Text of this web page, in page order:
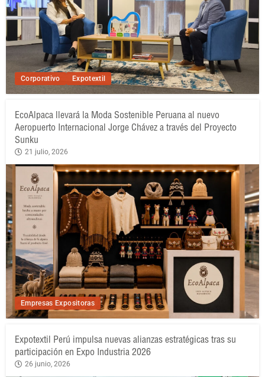
Corporativo Expotextil
Empresas Expositoras
EcoAlpaca llevará la Moda Sostenible Peruana al nuevo
Aeropuerto Internacional Jorge Chávez a través del Proyecto
Sunku
21 julio, 2026
Expotextil Perú impulsa nuevas alianzas estratégicas tras su
participación en Expo Industria 2026
26 junio, 2026